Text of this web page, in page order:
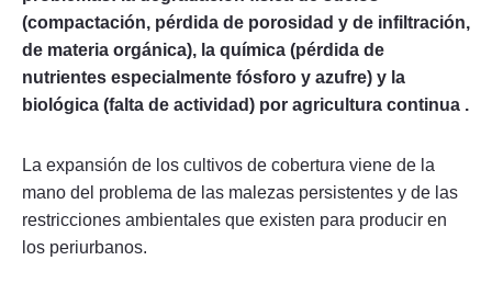
(compactación, pérdida de porosidad y de infiltración,
de materia orgánica), la química (pérdida de
nutrientes especialmente fósforo y azufre) y la
biológica (falta de actividad) por agricultura continua .
La expansión de los cultivos de cobertura viene de la
mano del problema de las malezas persistentes y de las
restricciones ambientales que existen para producir en
los periurbanos.